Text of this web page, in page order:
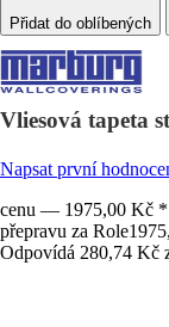
Vliesová tapeta
Napsat první
cenu — 1975,00 Kč *
přepravu za Role
Odpovídá 280,74 Kč